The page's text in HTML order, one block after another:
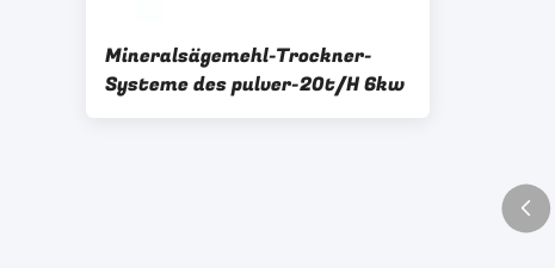
Mineralsägemehl-Trockner-
Systeme des pulver-20t/H 6kw